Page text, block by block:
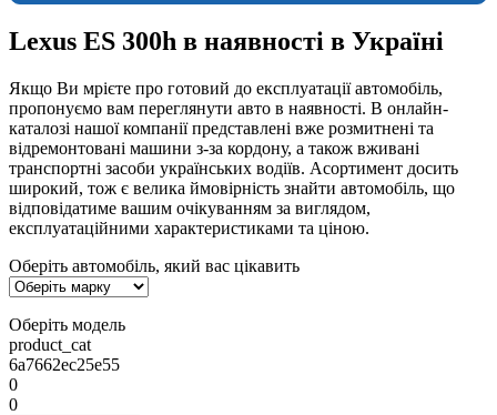
Lexus ES 300h в наявності в Україні
Якщо Ви мрієте про готовий до експлуатації автомобіль,
пропонуємо вам переглянути авто в наявності. В онлайн-
каталозі нашої компанії представлені вже розмитнені та
відремонтовані машини з-за кордону, а також вживані
транспортні засоби українських водіїв. Асортимент досить
широкий, тож є велика ймовірність знайти автомобіль, що
відповідатиме вашим очікуванням за виглядом,
експлуатаційними характеристиками та ціною.
Оберіть автомобіль, який вас цікавить
Оберіть модель
product_cat
6a7662ec25e55
0
0